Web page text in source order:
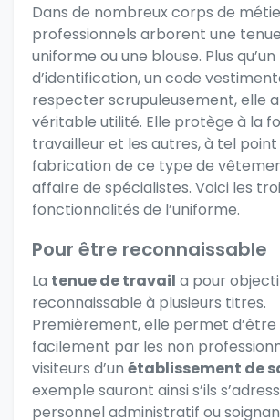
Dans de nombreux corps de
professionnels arborent une
uniforme ou une blouse. Plus
d’identification, un code
respecter scrupuleusement, elle
véritable utilité. Elle protège à la
travailleur et les autres, à tel point
fabrication de ce type de
affaire de spécialistes. Voici les
fonctionnalités de l’uniforme.
Pour être reconnaissable
La tenue de travail a pour
reconnaissable à plusieurs titres.
Premièrement, elle permet d’être
facilement par les non
visiteurs d’un établissement de
exemple sauront ainsi s’ils
personnel administratif ou